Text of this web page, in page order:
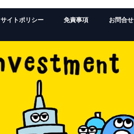
サイトポリシー 免責事項 お問合せ